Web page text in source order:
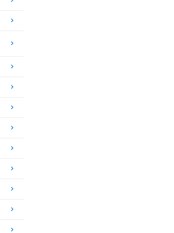
keyboard_arrow_right
keyboard_arrow_right
keyboard_arrow_right
keyboard_arrow_right
keyboard_arrow_right
keyboard_arrow_right
keyboard_arrow_right
keyboard_arrow_right
keyboard_arrow_right
keyboard_arrow_right
keyboard_arrow_right